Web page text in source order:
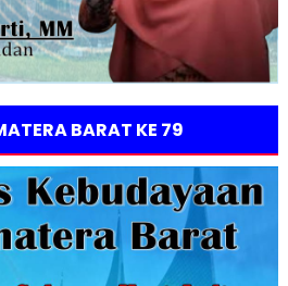
BARAT KE 79